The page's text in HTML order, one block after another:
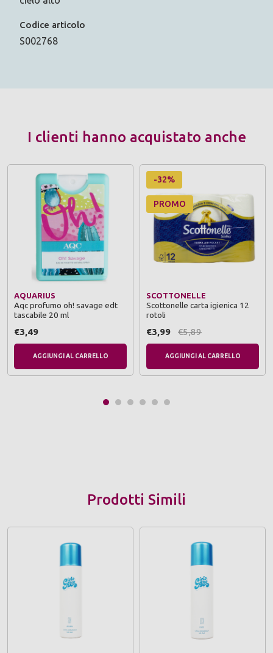
Codice articolo
S002768
I clienti hanno acquistato anche
AQUARIUS
Aqc profumo oh! savage edt
tascabile 20 ml
€3,49
AGGIUNGI AL CARRELLO
-32%
PROMO
SCOTTONELLE
Scottonelle carta igienica 12
rotoli
€3,99 €5,89
AGGIUNGI AL CARRELLO
Prodotti Simili